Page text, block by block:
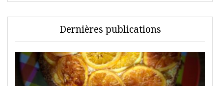
Dernières publications